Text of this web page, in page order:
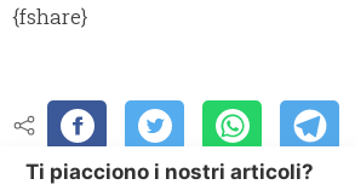
{fshare}
Ti piacciono i nostri articoli?